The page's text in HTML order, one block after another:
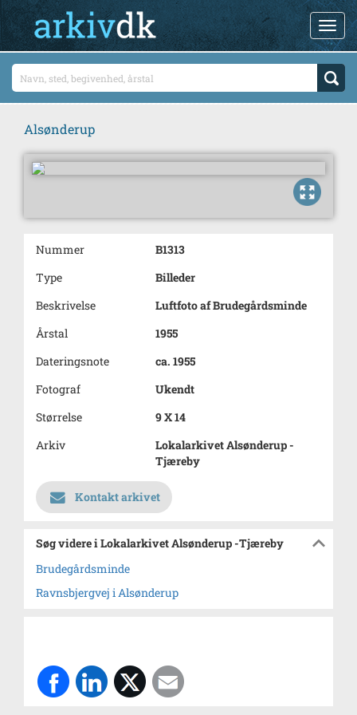
Alsønderup
Nummer
B1313
Type
Billeder
Beskrivelse
Luftfoto af Brudegårdsminde
Årstal
1955
Dateringsnote
ca. 1955
Fotograf
Ukendt
Størrelse
9 X 14
Arkiv
Lokalarkivet Alsønderup -
Tjæreby
Kontakt arkivet
Søg videre i Lokalarkivet Alsønderup -Tjæreby
Brudegårdsminde
Ravnsbjergvej i Alsønderup